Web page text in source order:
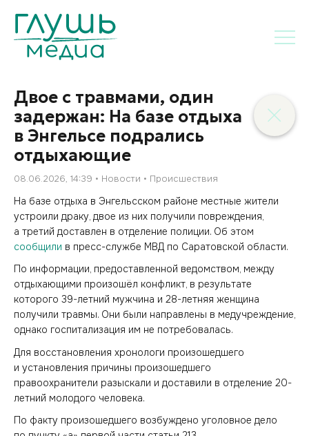
Двое с травмами, один
задержан: На базе отдыха
в Энгельсе подрались
отдыхающие
08.06.2026, 14:39 Новости Происшествия
На базе отдыха в Энгельсском районе местные жители
устроили драку, двое из них получили повреждения,
а третий доставлен в отделение полиции. Об этом
сообщили в пресс-службе МВД по Саратовской области.
По информации, предоставленной ведомством, между
отдыхающими произошёл конфликт, в результате
которого 39-летний мужчина и 28-летняя женщина
получили травмы. Они были направлены в медучреждение,
однако госпитализация им не потребовалась.
Для восстановления хронологи произошедшего
и установления причины произошедшего
правоохранители разыскали и доставили в отделение 20-
летний молодого человека.
По факту произошедшего возбуждено уголовное дело